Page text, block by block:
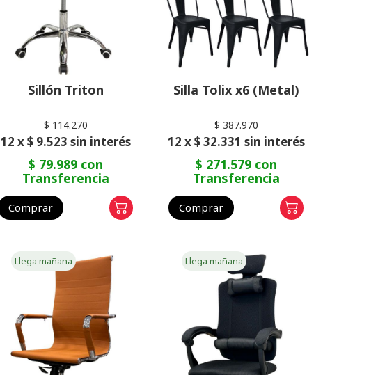
Sillón Triton
$ 114.270
12 x $ 9.523 sin interés
$ 79.989 con
Transferencia
Comprar
Silla Tolix x6 (Metal)
$ 387.970
12 x $ 32.331 sin interés
$ 271.579 con
Transferencia
Comprar
Llega mañana Llega mañana